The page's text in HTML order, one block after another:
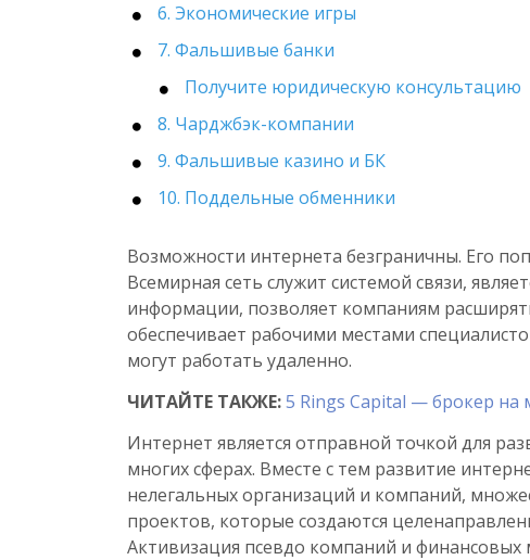
6. Экономические игры
7. Фальшивые банки
Получите юридическую консультацию
8. Чарджбэк-компании
9. Фальшивые казино и БК
10. Поддельные обменники
Возможности интернета безграничны. Его
Всемирная сеть служит системой связи,
информации, позволяет компаниям
обеспечивает рабочими местами
могут работать удаленно.
ЧИТАЙТЕ ТАКЖЕ:5 Rings Capital — брокер на
Интернет является отправной точкой для
многих сферах. Вместе с тем развитие
нелегальных организаций и компаний,
проектов, которые создаются
Активизация псевдо компаний и